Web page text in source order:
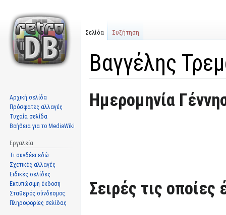
Βαγγέλης
Μετάβαση
στην
Πήδηση
στην
Ημερομηνία
Σειρές τις οποίες
Σελίδα Συζήτηση
Αρχική σελίδα
Πρόσφατες αλλαγές
Τυχαία σελίδα
Βοήθεια για το MediaWiki
Εργαλεία
Τι συνδέει εδώ
Σχετικές αλλαγές
Ειδικές σελίδες
Εκτυπώσιμη έκδοση
Σταθερός σύνδεσμος
Πληροφορίες σελίδας